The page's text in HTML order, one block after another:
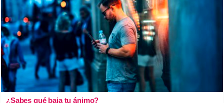
¿Sabes qué baja tu ánimo?